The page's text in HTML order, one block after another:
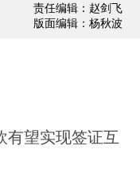
责任编辑：赵剑飞
版面编辑：杨秋波
有望实现签证互